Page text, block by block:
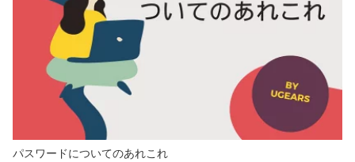
パスワードについてのあれこれ